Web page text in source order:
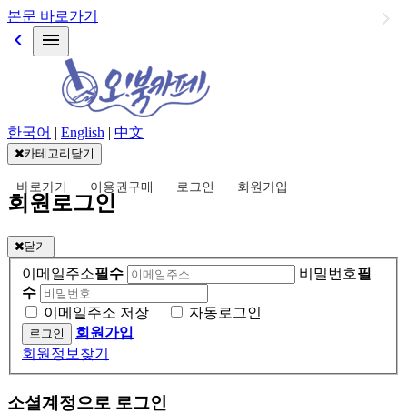
본문 바로가기
keyboard_arrow_left menu
한국어 | English | 中文
카테고리닫기
바로가기 이용권구매 로그인 회원가입
회원로그인
닫기
이메일주소필수 비밀번호필
수
이메일주소 저장
자동로그인
회원가입
회원정보찾기
소셜계정으로 로그인